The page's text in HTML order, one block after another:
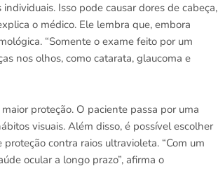
Isso pode causar dores de cabeça,
o médico. Ele lembra que, embora
“Somente o exame feito por um
nos olhos, como catarata, glaucoma e
proteção. O paciente passa por uma
visuais. Além disso, é possível escolher
contra raios ultravioleta. “Com um
ocular a longo prazo”, afirma o